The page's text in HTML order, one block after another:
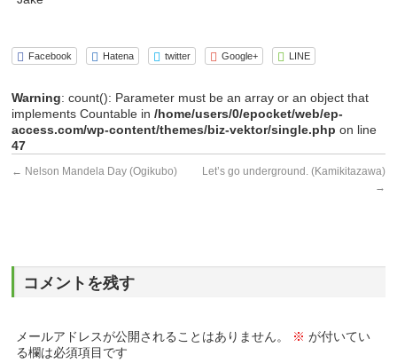
Facebook Hatena twitter Google+ LINE
Warning: count(): Parameter must be an array or an object that
implements Countable in/home/users/0/epocket/web/ep-
access.com/wp-content/themes/biz-vektor/single.php on line
47
← Nelson Mandela Day (Ogikubo)
Let’s go underground. (Kamikitazawa)
→
コメントを残す
メールアドレスが公開されることはありません。 ※ が付いてい
る欄は必須項目です